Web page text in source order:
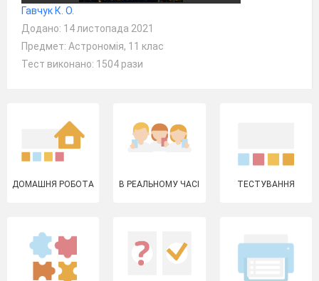
Гавчук К. О.
Додано: 14 листопада 2021
Предмет: Астрономія, 11 клас
Тест виконано: 1504 рази
ДОМАШНЯ РОБОТА В РЕАЛЬНОМУ ЧАСІ ТЕСТУВАННЯ